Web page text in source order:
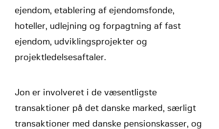
ejendom, etablering af ejendomsfonde,
hoteller, udlejning og forpagtning af fast
ejendom, udviklingsprojekter og
projektledelsesaftaler.
Jon er involveret i de væsentligste
transaktioner på det danske marked, særligt
transaktioner med danske pensionskasser, og